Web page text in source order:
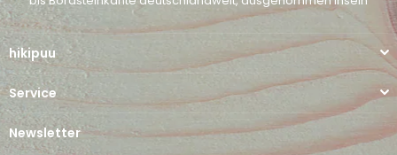
hikipuu
Service
Newsletter